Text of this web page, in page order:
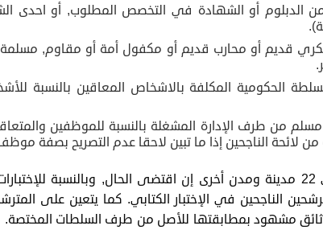
الدبلوم أو الشهادة في التخصص المطلوب, أو احدى
قديم أو محارب قديم أو مكفول أمة أو مقاوم,
الحكومية المكلفة بالاشخاص المعاقين بالنسبة
مسلم من طرف الإدارة المشغلة بالنسبة للموظفين
لائحة الناجحين إذا ما تبين لاحقا عدم التصريح بصفة
تجرى الإختبارات الكتابية في 22 مدينة ومدن أخرى إن اقتضى الحال,
الناجحين في الإختبار الكتابي. كما يتعين على
وثائق مشهود بمطابقتها للأصل من طرف السلطات المختصة.